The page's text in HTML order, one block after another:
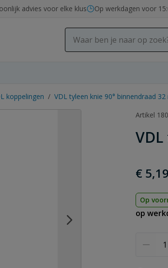
advies voor elke klus Op werkdagen voor
koppelingen / VDL tyleen knie 90° binnendraad
Artikel
€ 5,19
Op
op